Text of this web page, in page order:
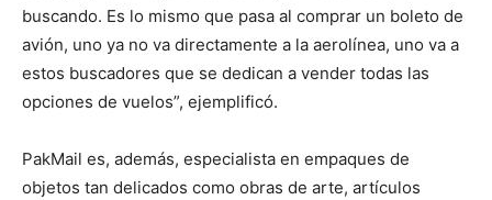
buscando. Es lo mismo que pasa al comprar un boleto de
avión, uno ya no va directamente a la aerolínea, uno va a
estos buscadores que se dedican a vender todas las
opciones de vuelos”, ejemplificó.
PakMail es, además, especialista en empaques de
objetos tan delicados como obras de arte, artículos